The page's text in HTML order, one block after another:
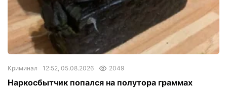
Криминал 12:52, 05.08.2026 2049
Наркосбытчик попался на полутора граммах